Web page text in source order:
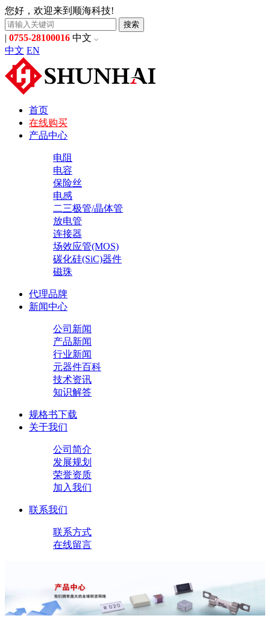
您好，欢迎来到顺海科技!
搜索
| 0755-28100016 中文
中文 EN
首页
在线购买
产品中心
电阻
电容
保险丝
电感
二三极管/晶体管
放电管
连接器
场效应管(MOS)
碳化硅(SiC)器件
磁珠
代理品牌
新闻中心
公司新闻
产品新闻
行业新闻
元器件百科
技术资讯
知识解答
规格书下载
关于我们
公司简介
发展规划
荣誉资质
加入我们
联系我们
联系方式
在线留言